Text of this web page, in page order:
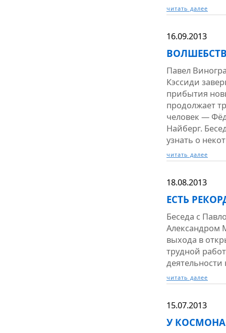
читать далее
16.09.2013
Павел
Кэссиди
прибытия
продолжает
человек —
Найберг.
узнать о
читать далее
18.08.2013
ЕСТЬ
Беседа с
Александром
выхода в
трудной
деятельности
читать далее
15.07.2013
У